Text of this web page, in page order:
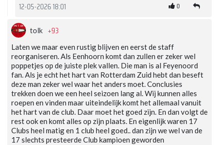
12-05-2026 18:01 0
tolk +93
Laten we maar even rustig blijven en eerst de staff
reorganiseren. Als Eenhoorn komt dan zullen er zeker wel
poppetjes op de juiste plek vallen. Die man is al Feyenoord
fan. Als je echt het hart van Rotterdam Zuid hebt dan beseft
deze man zeker wel waar het anders moet. Conclusies
trekken doen we een heel seizoen lang al. Wij kunnen alles
roepen en vinden maar uiteindelijk komt het allemaal vanuit
het hart van de club. Daar moet het goed zijn. En dan volgt de
rest ook en komt alles op zijn plaats. En eigenlijk waren 17
Clubs heel matig en 1 club heel goed.. dan zijn we wel van de
17 slechts presteerde Club kampioen geworden